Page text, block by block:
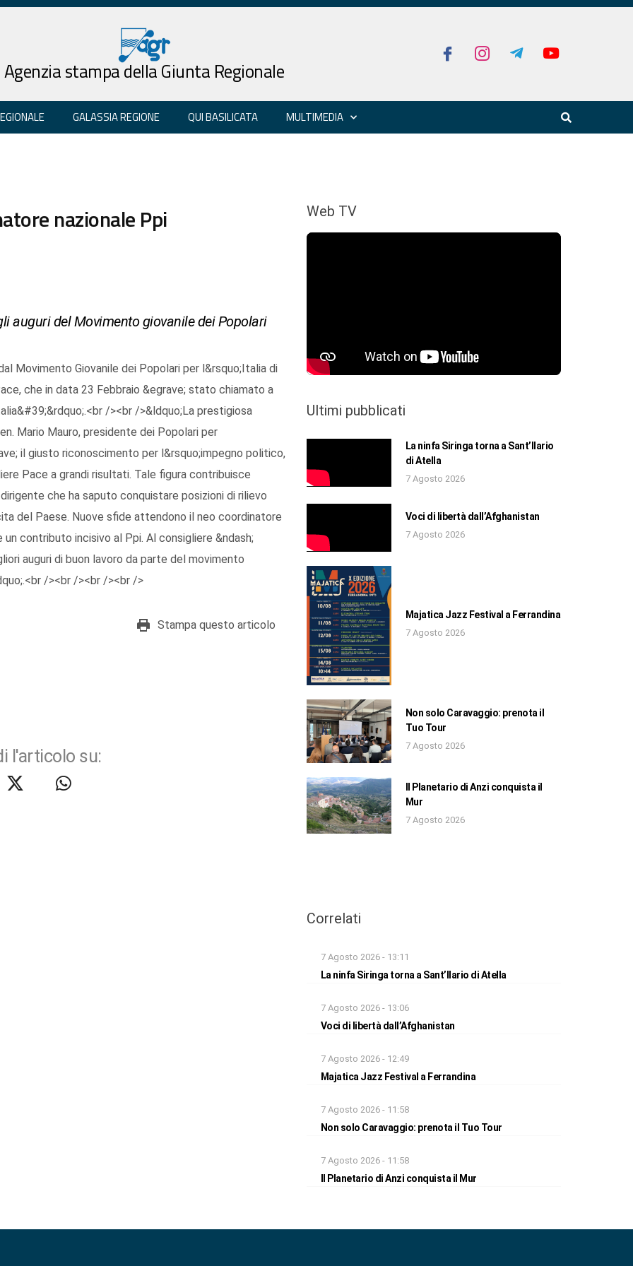
Agenzia stampa della Giunta Regionale
GALASSIA REGIONE QUI BASILICATA MULTIMEDIA
nazionale Ppi
auguri del Movimento giovanile dei Popolari
Movimento Giovanile dei Popolari per l&rsquo;Italia di
che in data 23 Febbraio &egrave; stato chiamato a
/><br />&ldquo;La prestigiosa
Mario Mauro, presidente dei Popolari per
il giusto riconoscimento per l&rsquo;impegno politico,
Pace a grandi risultati. Tale figura contribuisce
che ha saputo conquistare posizioni di rilievo
del Paese. Nuove sfide attendono il neo coordinatore
contributo incisivo al Ppi. Al consigliere &ndash;
auguri di buon lavoro da parte del movimento
/><br /><br /><br />
Stampa questo articolo
l'articolo su:
Web TV
Ultimi pubblicati
La ninfa Siringa torna a Sant’Ilario
di Atella
7 Agosto 2026
Voci di libertà dall’Afghanistan
7 Agosto 2026
Majatica Jazz Festival a Ferrandina
7 Agosto 2026
Non solo Caravaggio: prenota il
Tuo Tour
7 Agosto 2026
Il Planetario di Anzi conquista il
Mur
7 Agosto 2026
Correlati
7 Agosto 2026 - 13:11
La ninfa Siringa torna a Sant’Ilario di Atella
7 Agosto 2026 - 13:06
Voci di libertà dall’Afghanistan
7 Agosto 2026 - 12:49
Majatica Jazz Festival a Ferrandina
7 Agosto 2026 - 11:58
Non solo Caravaggio: prenota il Tuo Tour
7 Agosto 2026 - 11:58
Il Planetario di Anzi conquista il Mur